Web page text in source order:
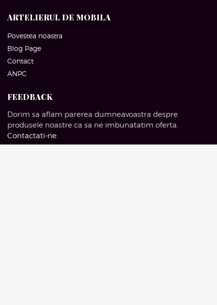
ARTELIERUL DE MOBILA
Povestea noastra
Blog Page
Contact
ANPC
FEEDBACK
Dorim sa aflam parerea dumneavoastra despre
produsele noastre ca sa ne imbunatatim oferta.
Contactati-ne.